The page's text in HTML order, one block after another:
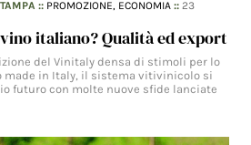
:: PROMOZIONE, ECONOMIA ::23
italiano? Qualità ed export
del Vinitaly densa di stimoli per lo
made in Italy, il sistema vitivinicolo si
futuro con molte nuove sfide lanciate